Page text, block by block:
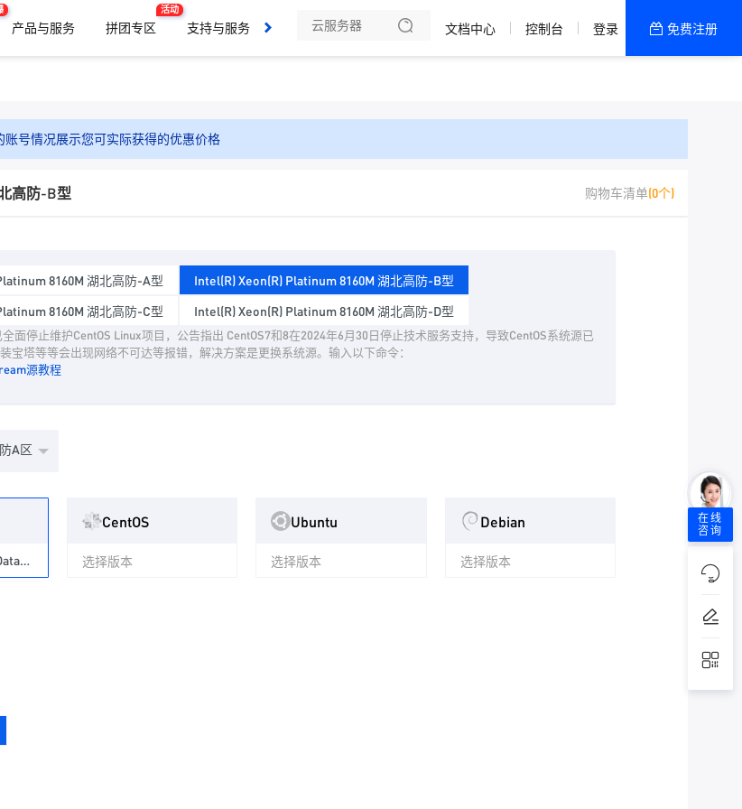
产品与服务 拼团专区
活动
支持与服务
了解我们
文档中心 控制台 登录 免费注册
账号情况展示您可实际获得的优惠价格
高防-B型 购物车清单(0个)
8160M 湖北高防-A型
Intel(R) Xeon(R) Platinum 8160M 湖北高防-B型
8160M 湖北高防-C型
Intel(R) Xeon(R) Platinum 8160M 湖北高防-D型
面停止维护CentOS Linux项目，公告指出 CentOS7和8在2024年6月30日停止技术服务支持，导致CentOS系统源已
宝塔等等会出现网络不可达等报错，解决方案是更换系统源。输入以下命令：
源教程
A区
Windows-2012R2-Datacenter-cn
CentOS
选择版本
Ubuntu
选择版本
Debian
选择版本
在线
咨询